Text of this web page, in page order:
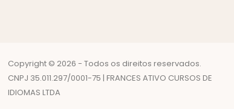
Copyright © 2026 - Todos os direitos reservados.
CNPJ 35.011.297/0001-75 | FRANCES ATIVO CURSOS DE
IDIOMAS LTDA